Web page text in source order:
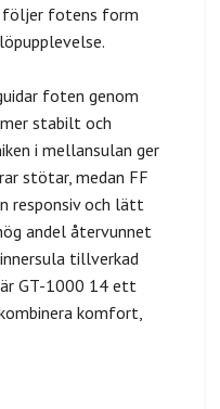
följer fotens form
foten genom
stabilt och
i mellansulan ger
stötar, medan FF
responsiv och lätt
andel återvunnet
tillverkad
GT-1000 14 ett
komfort,